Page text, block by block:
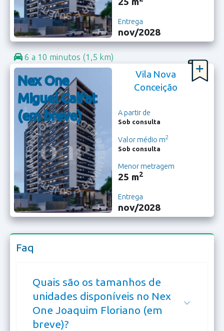
Entrega
nov/2028
6 a 10 minutos (1,5 km)
Nex One
Miguel Calfat
(em breve)
Vila Nova
Conceição
A partir de
Sob consulta
Valor médio m2
Sob consulta
Menor metragem
25 m2
Entrega
nov/2028
Faq
Quais são os tamanhos de
unidades disponíveis no Nex
One Joaquim Floriano (em
breve)?